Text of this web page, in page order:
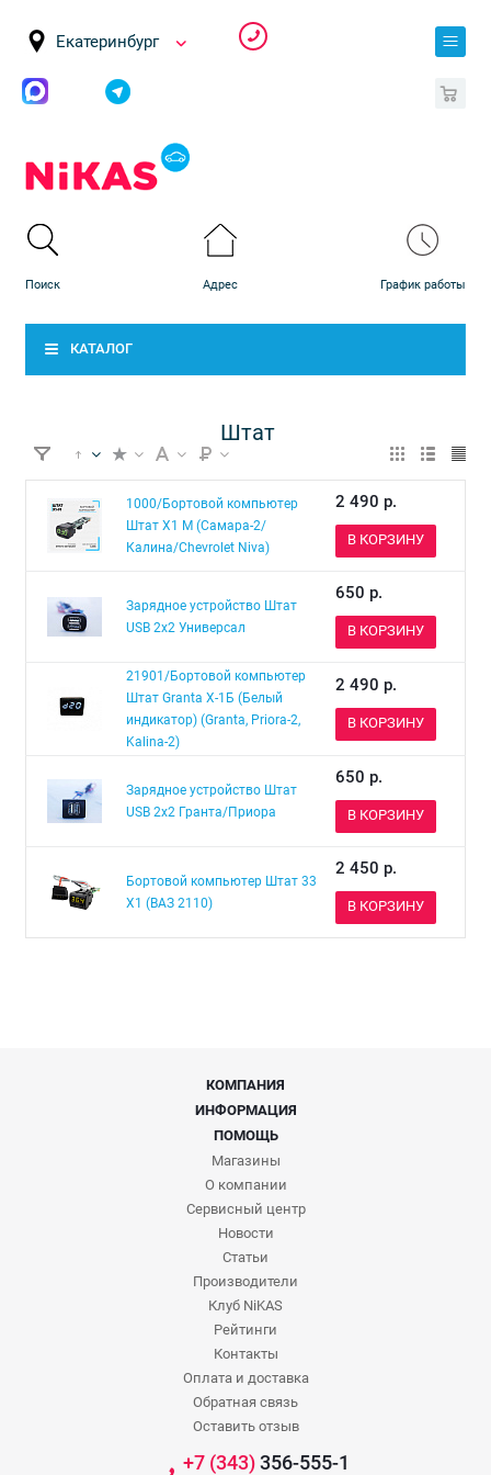
Екатеринбург
КАТАЛОГ
Штат
1000/Бортовой компьютер
Штат Х1 М (Самара-2/
Калина/Chevrolet Niva)
2 490 р.
В КОРЗИНУ
Зарядное устройство Штат
USB 2х2 Универсал
650 р.
В КОРЗИНУ
21901/Бортовой компьютер
Штат Granta Х-1Б (Белый
индикатор) (Granta, Priora-2,
Kalina-2)
2 490 р.
В КОРЗИНУ
Зарядное устройство Штат
USB 2x2 Гранта/Приора
650 р.
В КОРЗИНУ
Бортовой компьютер Штат 33
Х1 (ВАЗ 2110)
2 450 р.
В КОРЗИНУ
КОМПАНИЯ
ИНФОРМАЦИЯ
ПОМОЩЬ
Магазины
О компании
Сервисный центр
Новости
Статьи
Производители
Клуб NiKAS
Рейтинги
Контакты
Оплата и доставка
Обратная связь
Оставить отзыв
+7 (343)356-555-1